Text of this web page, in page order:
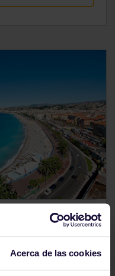
Acerca de las cookies